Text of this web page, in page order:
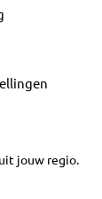
jouw regio.